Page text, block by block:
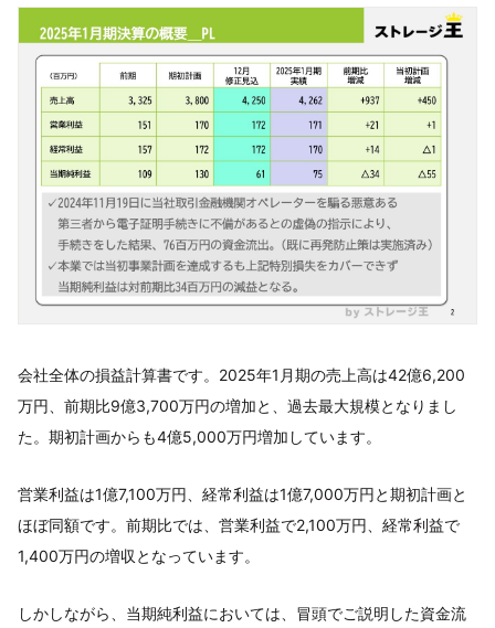
会社全体の損益計算書です。2025年1月期の売上高は42億6,200
万円、前期比9億3,700万円の増加と、過去最大規模となりまし
た。期初計画からも4億5,000万円増加しています。
営業利益は1億7,100万円、経常利益は1億7,000万円と期初計画と
ほぼ同額です。前期比では、営業利益で2,100万円、経常利益で
1,400万円の増収となっています。
しかしながら、当期純利益においては、冒頭でご説明した資金流